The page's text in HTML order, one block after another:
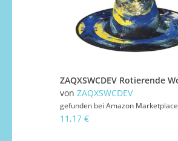
von ZAQXSWCDEV
gefunden bei Amazon Marketplace
11,17 €